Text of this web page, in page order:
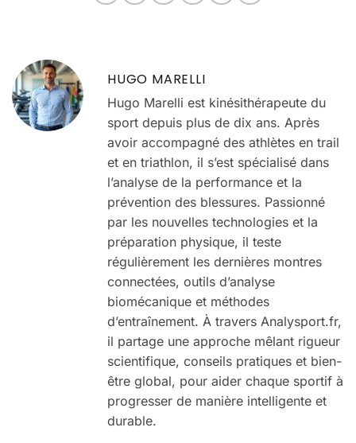
HUGO MARELLI
Hugo Marelli est kinésithérapeute du
sport depuis plus de dix ans. Après
avoir accompagné des athlètes en trail
et en triathlon, il s’est spécialisé dans
l’analyse de la performance et la
prévention des blessures. Passionné
par les nouvelles technologies et la
préparation physique, il teste
régulièrement les dernières montres
connectées, outils d’analyse
biomécanique et méthodes
d’entraînement. À travers Analysport.fr,
il partage une approche mêlant rigueur
scientifique, conseils pratiques et bien-
être global, pour aider chaque sportif à
progresser de manière intelligente et
durable.